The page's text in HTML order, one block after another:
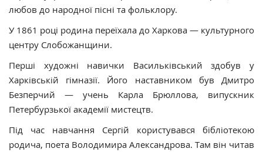
любов до народної пісні та фольклору.
У 1861 році родина переїхала до Харкова — культурного
центру Слобожанщини.
Перші художні навички Васильківський здобув у
Харківській гімназії. Його наставником був Дмитро
Безперчий — учень Карла Брюллова, випускник
Петербурзької академії мистецтв.
Під час навчання Сергій користувався бібліотекою
родича, поета Володимира Александрова. Там він читав